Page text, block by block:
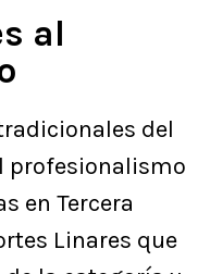
al
del
profesionalismo
en Tercera
Linares que